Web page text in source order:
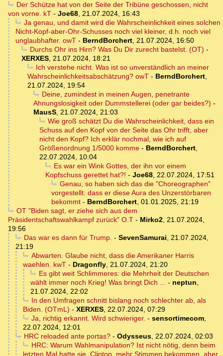
Der Schütze hat von der Seite der Tribüne geschossen, nicht
von vorne. kT - Joe68, 21.07.2024, 16:43
Ja genau, und damit wird die Wahrscheinlichkeit eines solchen
Nicht-Kopf-aber-Ohr-Schusses noch viel kleiner, d.h. noch viel
unglaubhafter. owT - BerndBorchert, 21.07.2024, 16:50
Durchs Ohr ins Hirn? Was Du Dir zurecht bastelst. (OT) -
XERXES, 21.07.2024, 18:21
Ich verstehe nicht. Was ist so unverständlich an meiner
Wahrscheinlichkeitsabschätzung? owT - BerndBorchert,
21.07.2024, 19:54
Deine, zumindest in meinen Augen, penetrante
Ahnungslosigkeit oder Dummstellerei (oder gar beides?) -
MausS, 21.07.2024, 21:03
Wie groß schätzt Du die Wahrscheinlichkeit, dass ein
Schuss auf den Kopf von der Seite das Ohr trifft, aber
nicht den Kopf? Ich erklär nochmal, wie ich auf
Größenordnung 1/5000 komme - BerndBorchert,
22.07.2024, 10:04
Es war ein Wink Gottes, der ihn vor einem
Kopfschuss gerettet hat?! - Joe68, 22.07.2024, 17:51
Genau, so haben sich das die "Choreographen"
vorgestellt: dass er diese Aura des Unzerstörbaren
bekommt - BerndBorchert, 01.01.2025, 21:19
OT "Biden sagt, er ziehe sich aus dem
Präsidentschaftswahlkampf zurück" O.T - Mirko2, 21.07.2024,
19:56
Das war es dann für Trump. - SevenSamurai, 21.07.2024,
21:19
Abwarten. Glaube nicht, dass die Amerikaner Harris
waehlen. kwT - Dragonfly, 21.07.2024, 21:20
Es gibt weit Schlimmeres: die Mehrheit der Deutschen
wählt immer noch Krieg! Was bringt Dich ... - neptun,
21.07.2024, 22:02
In den Umfragen schnitt bislang noch schlechter ab, als
Biden. (OTmL) - XERXES, 22.07.2024, 07:29
Ja, richtig erkannt. Wird schwieriger. - sensortimecom,
22.07.2024, 12:01
HRC reloaded ante portas?- Odysseus, 22.07.2024, 02:03
HRC: Warum Wahlmanipulation? Ist nicht nötig, denn beim
letzten Mal hatte sie, Clinton, mehr Stimmen bekommen, aber